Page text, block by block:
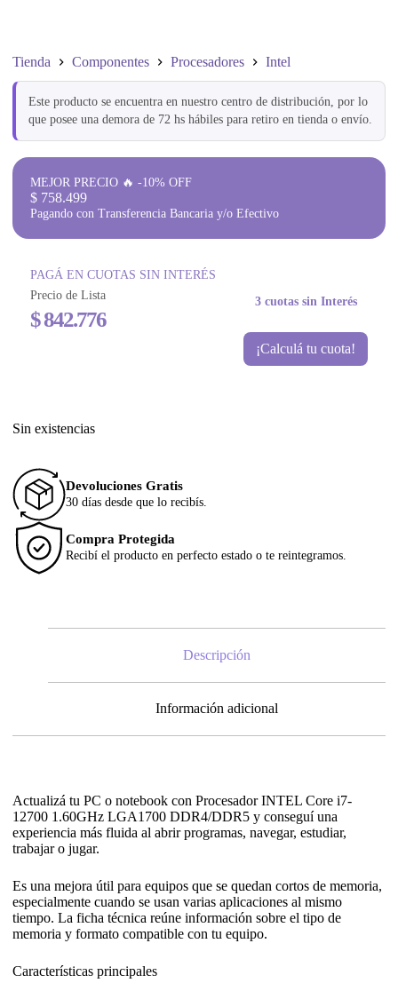
Tienda Componentes Procesadores Intel
Este producto se encuentra en nuestro centro de distribución, por lo
que posee una demora de 72 hs hábiles para retiro en tienda o envío.
MEJOR PRECIO 🔥 -10% OFF
$ 758.499
Pagando con Transferencia Bancaria y/o Efectivo
PAGÁ EN CUOTAS SIN INTERÉS
Precio de Lista
$842.776
3 cuotas sin Interés
¡Calculá tu cuota!
Sin existencias
Devoluciones Gratis
30 días desde que lo recibís.
Compra Protegida
Recibí el producto en perfecto estado o te reintegramos.
Descripción
Información adicional
Actualizá tu PC o notebook con Procesador INTEL Core i7-
12700 1.60GHz LGA1700 DDR4/DDR5 y conseguí una
experiencia más fluida al abrir programas, navegar, estudiar,
trabajar o jugar.
Es una mejora útil para equipos que se quedan cortos de memoria,
especialmente cuando se usan varias aplicaciones al mismo
tiempo. La ficha técnica reúne información sobre el tipo de
memoria y formato compatible con tu equipo.
Características principales